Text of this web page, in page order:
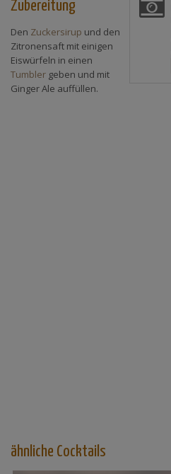
Zubereitung
Den Zuckersirup und den
Zitronensaft mit einigen
Eiswürfeln in einen
Tumbler geben und mit
Ginger Ale auffüllen.
ähnliche Cocktails